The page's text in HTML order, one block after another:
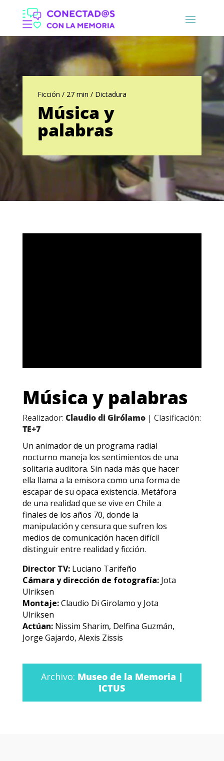
Ficción / 27 min / Dictadura
Música y
palabras
Música y palabras
Realizador: Claudio di Girólamo| Clasificación:
TE+7
Un animador de un programa radial
nocturno maneja los sentimientos de una
solitaria auditora. Sin nada más que hacer
ella llama a la emisora como una forma de
escapar de su opaca existencia. Metáfora
de una realidad que se vive en Chile a
finales de los años 70, donde la
manipulación y censura que sufren los
medios de comunicación hacen difícil
distinguir entre realidad y ficción.
Director TV:Luciano Tarifeño
Cámara y dirección de fotografía:Jota
Ulriksen
Montaje:Claudio Di Girolamo y Jota
Ulriksen
Actúan:Nissim Sharim, Delfina Guzmán,
Jorge Gajardo, Alexis Zissis
Archivo: Museo de la Memoria |
ICTUS